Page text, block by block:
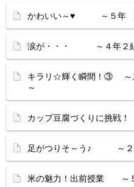
かわいい～♥ ～５年 理
涙が・・・ ～４年２組
キラリ☆輝く瞬間！③ ～
～
カップ豆腐づくりに挑戦
足がつりそ～う♪ ～２
米の魅力！出前授業 ～